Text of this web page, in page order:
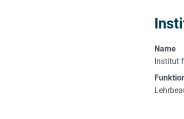
Name
Institut